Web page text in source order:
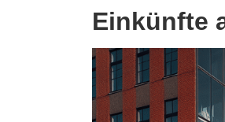
Einkünfte